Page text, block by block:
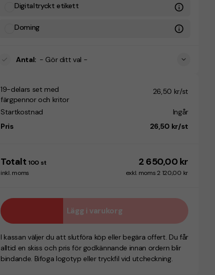
Digitaltryckt etikett
Doming
Antal: - Gör ditt val -
19-delars set med
färgpennor och kritor
26,50 kr/st
Startkostnad
Ingår
Pris
26,50 kr/st
Totalt 100 st 2 650,00 kr
inkl. moms exkl. moms 2 120,00 kr
Lägg i varukorg
I kassan väljer du att slutföra köp eller begära offert. Du får
alltid en skiss och pris för godkännande innan ordern blir
bindande. Bifoga logotyp eller tryckfil vid utcheckning.